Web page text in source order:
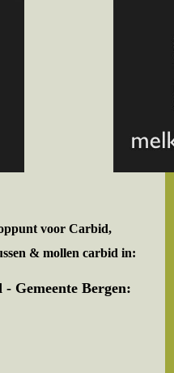
voorCarbid,
& mollen carbid in:
Gemeente Bergen: